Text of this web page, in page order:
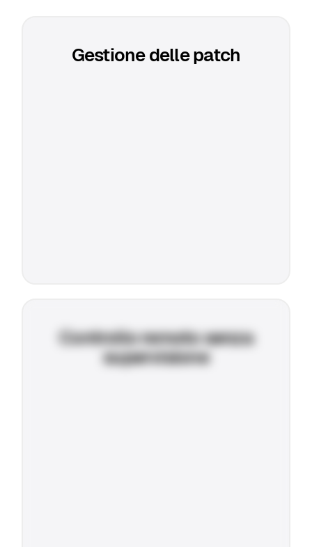
Gestione delle patch
Controllo remoto senza
supervisione